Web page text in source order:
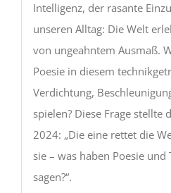
Intelligenz, der rasante
unseren Alltag: Die Welt
von ungeahntem Ausmaß.
Poesie in diesem
Verdichtung,
spielen? Diese Frage stellte
2024: „Die eine rettet die
sie – was haben Poesie und
sagen?“.